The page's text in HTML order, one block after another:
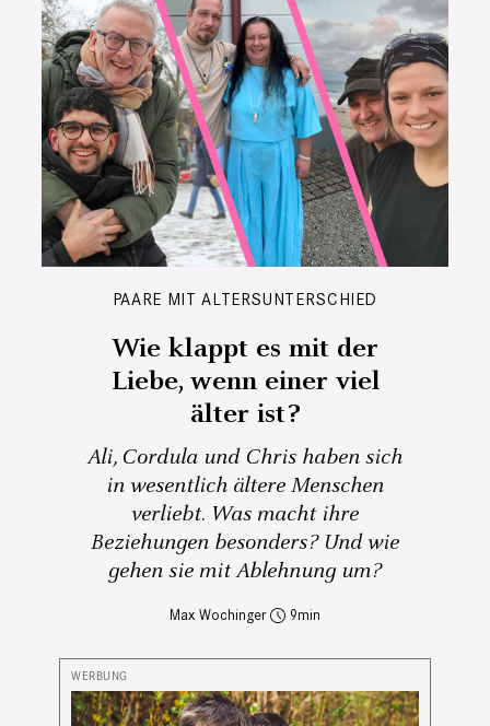
PAARE MIT ALTERSUNTERSCHIED
Wie klappt es mit der
Liebe, wenn einer viel
älter ist?
Ali, Cordula und Chris haben sich
in wesentlich ältere Menschen
verliebt. Was macht ihre
Beziehungen besonders? Und wie
gehen sie mit Ablehnung um?
Max Wochinger 9